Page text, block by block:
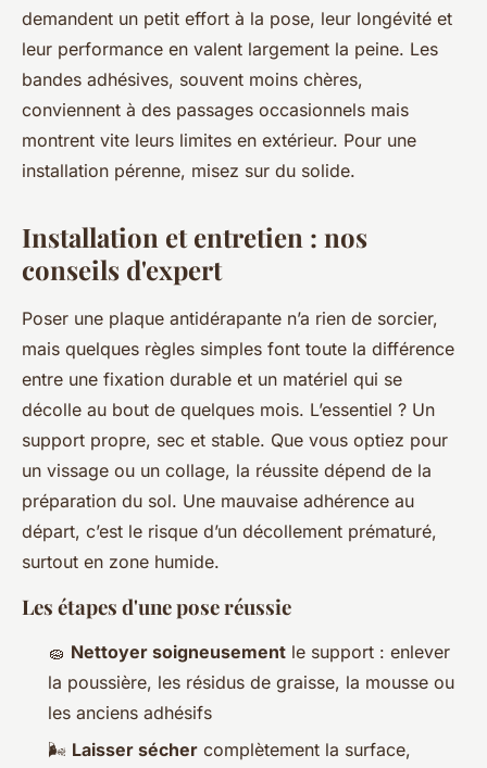
demandent un petit effort à la pose, leur longévité et
leur performance en valent largement la peine. Les
bandes adhésives, souvent moins chères,
conviennent à des passages occasionnels mais
montrent vite leurs limites en extérieur. Pour une
installation pérenne, misez sur du solide.
Installation et entretien : nos
conseils d'expert
Poser une plaque antidérapante n’a rien de sorcier,
mais quelques règles simples font toute la différence
entre une fixation durable et un matériel qui se
décolle au bout de quelques mois. L’essentiel ? Un
support propre, sec et stable. Que vous optiez pour
un vissage ou un collage, la réussite dépend de la
préparation du sol. Une mauvaise adhérence au
départ, c’est le risque d’un décollement prématuré,
surtout en zone humide.
Les étapes d'une pose réussie
🧽 Nettoyer soigneusement le support : enlever
la poussière, les résidus de graisse, la mousse ou
les anciens adhésifs
🌬️ Laisser sécher complètement la surface,